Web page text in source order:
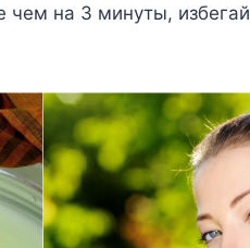
на 3 минуты, избегай